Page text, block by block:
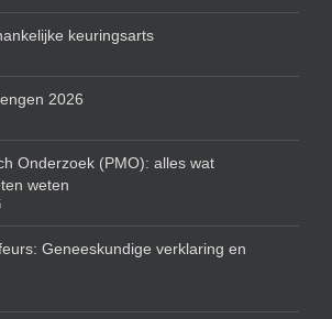
keuringsarts
2026
Onderzoek (PMO): alles wat
weten
Geneeskundige verklaring en